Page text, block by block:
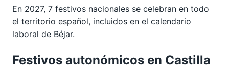
En 2027, 7 festivos nacionales se celebran en todo
el territorio español, incluidos en el calendario
laboral de Béjar.
Festivos autonómicos en Castilla